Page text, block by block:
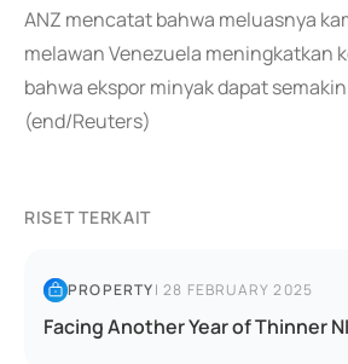
ANZ mencatat bahwa meluasnya
melawan Venezuela meningkatkan
bahwa ekspor minyak dapat
(end/Reuters)
RISET TERKAIT
PROPERTY|28 FEBRUARY 2025
Facing Another Year of Thinner